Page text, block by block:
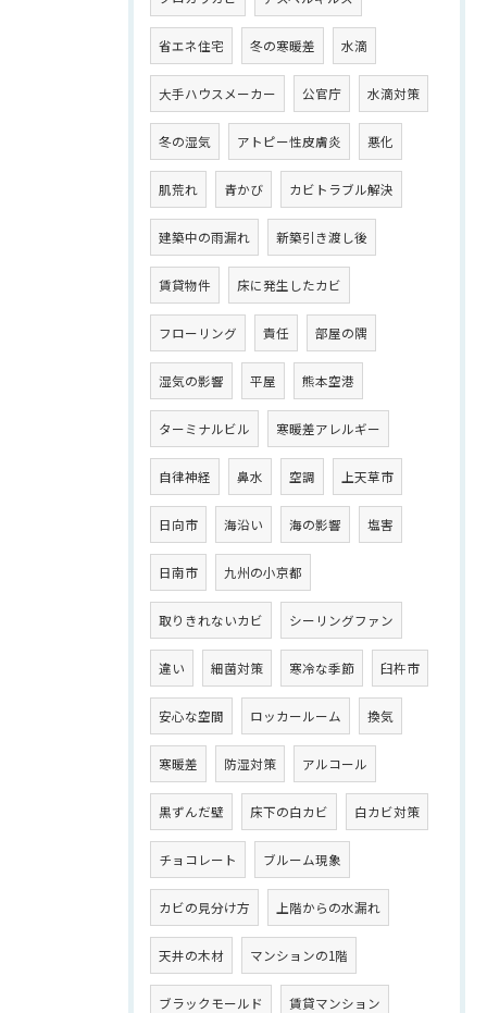
省エネ住宅 冬の寒暖差 水滴
大手ハウスメーカー 公官庁 水滴対策
冬の湿気 アトピー性皮膚炎 悪化
肌荒れ 青かび カビトラブル解決
建築中の雨漏れ 新築引き渡し後
賃貸物件 床に発生したカビ
フローリング 責任 部屋の隅
湿気の影響 平屋 熊本空港
ターミナルビル 寒暖差アレルギー
自律神経 鼻水 空調 上天草市
日向市 海沿い 海の影響 塩害
日南市 九州の小京都
取りきれないカビ シーリングファン
違い 細菌対策 寒冷な季節 臼杵市
安心な空間 ロッカールーム 換気
寒暖差 防湿対策 アルコール
黒ずんだ壁 床下の白カビ 白カビ対策
チョコレート ブルーム現象
カビの見分け方 上階からの水漏れ
天井の木材 マンションの1階
ブラックモールド 賃貸マンション